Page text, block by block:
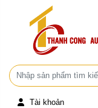
Tài khoản